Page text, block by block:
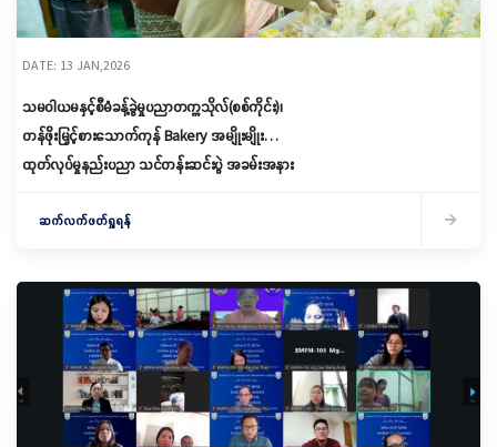
DATE: 13 JAN,2026
သမဝါယမနှင့်စီမံခန့်ခွဲမှုပညာတက္ကသိုလ်(စစ်ကိုင်း)၊
တန်ဖိုးမြှင့်စားသောက်ကုန် Bakery အမျိုးမျိုး
ထုတ်လုပ်မှုနည်းပညာ သင်တန်းဆင်းပွဲ အခမ်းအနား
ဆက်လက်ဖတ်ရှုရန်